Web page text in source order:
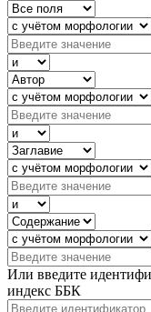
Или введите
индекс ББК